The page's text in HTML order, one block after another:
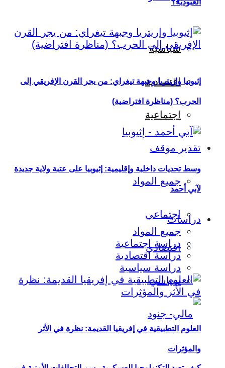
سياسية
اقتصادية
اجتماعية
تقدير موقف
جميع المواد
اجتماعي
اقتصادي
سياسي
العبودية؟
إثيوبيا وإريتريا وجبهة تيغراي: من يجر القرن الإفريقي إلى
الحرب؟ (مناظرة افتراضية)
وسط تحديات داخلية وإقليمية: إثيوبيا على عتبة ولاية جديدة
لآبي أحمد
دراسات
جميع المواد
دراسة اجتماعية
دراسة اقتصادية
دراسة سياسية
العلوم التطبيقية في إفريقيا القديمة: نظرة في الأثر
والمؤثرات